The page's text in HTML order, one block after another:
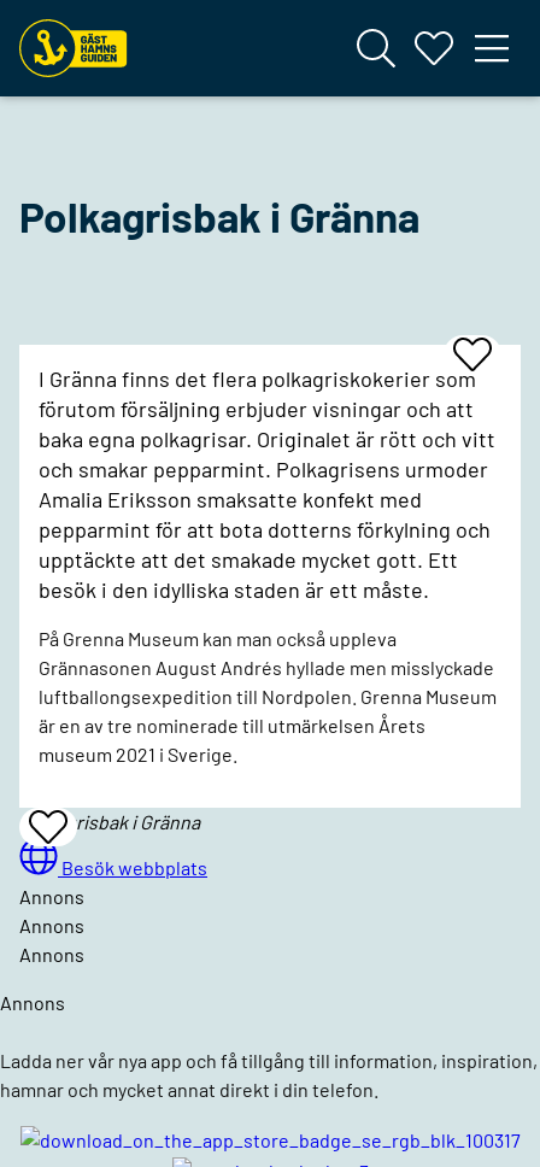
Polkagrisbak i Gränna
Add
To
Favrites
I Gränna finns det flera polkagriskokerier som
förutom försäljning erbjuder visningar och att
baka egna polkagrisar. Originalet är rött och vitt
och smakar pepparmint. Polkagrisens urmoder
Amalia Eriksson smaksatte konfekt med
pepparmint för att bota dotterns förkylning och
upptäckte att det smakade mycket gott. Ett
besök i den idylliska staden är ett måste.
På Grenna Museum kan man också uppleva
Grännasonen August Andrés hyllade men misslyckade
luftballongsexpedition till Nordpolen. Grenna Museum
är en av tre nominerade till utmärkelsen Årets
museum 2021 i Sverige.
Add
To
Favrites
Polkagrisbak i Gränna
Besök webbplats
Annons
Annons
Annons
Annons
Ladda ner vår nya app och få tillgång till information, inspiration,
hamnar och mycket annat direkt i din telefon.